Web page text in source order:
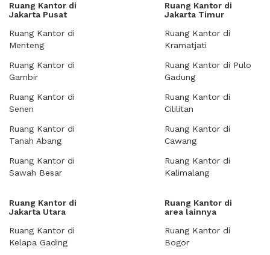
Ruang Kantor di
Jakarta Pusat
Ruang Kantor di
Menteng
Ruang Kantor di
Gambir
Ruang Kantor di
Senen
Ruang Kantor di
Tanah Abang
Ruang Kantor di
Sawah Besar
Ruang Kantor di
Jakarta Timur
Ruang Kantor di
Kramatjati
Ruang Kantor di Pulo
Gadung
Ruang Kantor di
Cililitan
Ruang Kantor di
Cawang
Ruang Kantor di
Kalimalang
Ruang Kantor di
Jakarta Utara
Ruang Kantor di
Kelapa Gading
Ruang Kantor di
area lainnya
Ruang Kantor di
Bogor